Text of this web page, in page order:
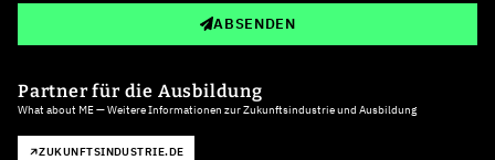
ABSENDEN
Partner für die Ausbildung
What about ME — Weitere Informationen zur Zukunftsindustrie und Ausbildung
ZUKUNFTSINDUSTRIE.DE